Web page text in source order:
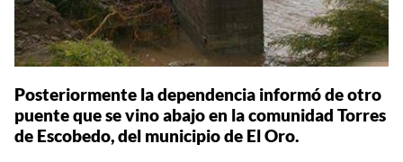
Posteriormente la dependencia informó de otro
puente que se vino abajo en la comunidad Torres
de Escobedo, del municipio de El Oro.